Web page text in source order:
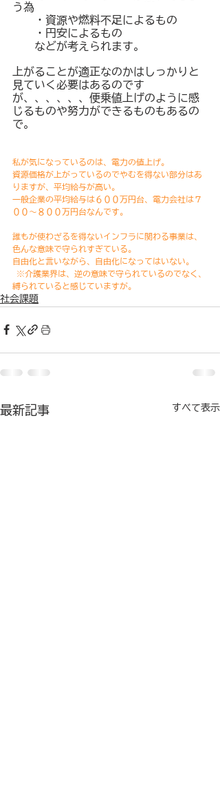
う為
・資源や燃料不足によるもの
・円安によるもの
などが考えられます。
上がることが適正なのかはしっかりと
見ていく必要はあるのです
が、、、、、、便乗値上げのように感
じるものや努力ができるものもあるの
で。
私が気になっているのは、電力の値上げ。
資源価格が上がっているのでやむを得ない部分はあ
りますが、平均給与が高い。
一般企業の平均給与は６００万円台、電力会社は７
００～８００万円台なんです。
誰もが使わざるを得ないインフラに関わる事業は、
色んな意味で守られすぎている。
自由化と言いながら、自由化になってはいない。
縛られていると感じていますが。
社会課題
最新記事 すべて表示